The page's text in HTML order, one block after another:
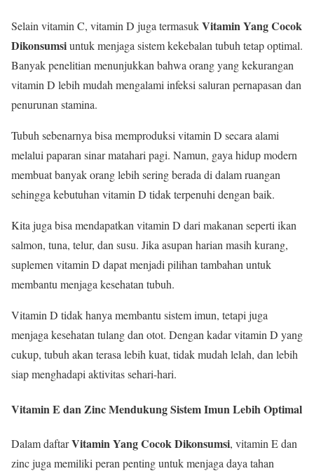
Selain vitamin C, vitamin D juga termasukVitamin Yang Cocok
Dikonsumsiuntuk menjaga sistem kekebalan tubuh tetap optimal.
Banyak penelitian menunjukkan bahwa orang yang kekurangan
vitamin D lebih mudah mengalami infeksi saluran pernapasan dan
penurunan stamina.
Tubuh sebenarnya bisa memproduksi vitamin D secara alami
melalui paparan sinar matahari pagi. Namun, gaya hidup modern
membuat banyak orang lebih sering berada di dalam ruangan
sehingga kebutuhan vitamin D tidak terpenuhi dengan baik.
Kita juga bisa mendapatkan vitamin D dari makanan seperti ikan
salmon, tuna, telur, dan susu. Jika asupan harian masih kurang,
suplemen vitamin D dapat menjadi pilihan tambahan untuk
membantu menjaga kesehatan tubuh.
Vitamin D tidak hanya membantu sistem imun, tetapi juga
menjaga kesehatan tulang dan otot. Dengan kadar vitamin D yang
cukup, tubuh akan terasa lebih kuat, tidak mudah lelah, dan lebih
siap menghadapi aktivitas sehari-hari.
Vitamin E dan Zinc Mendukung Sistem Imun Lebih Optimal
Dalam daftarVitamin Yang Cocok Dikonsumsi, vitamin E dan
zinc juga memiliki peran penting untuk menjaga daya tahan